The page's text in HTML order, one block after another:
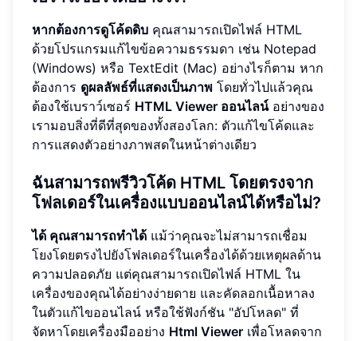
หากต้องการดูโค้ดดิบ คุณสามารถเปิดไฟล์ HTML
ด้วยโปรแกรมแก้ไขข้อความธรรมดา เช่น Notepad
(Windows) หรือ TextEdit (Mac) อย่างไรก็ตาม หาก
ต้องการ ดูผลลัพธ์ที่แสดงเป็นภาพ โดยทั่วไปแล้วคุณ
ต้องใช้เบราว์เซอร์ HTML Viewer ออนไลน์อย่างของ
เรามอบสิ่งที่ดีที่สุดของทั้งสองโลก: ตัวแก้ไขโค้ดและ
การแสดงตัวอย่างภาพสดในหน้าต่างเดียว
ฉันสามารถพรีวิวโค้ด HTML โดยตรงจาก
โฟลเดอร์ในเครื่องแบบออนไลน์ได้หรือไม่?
ได้ คุณสามารถทำได้ แม้ว่าคุณจะไม่สามารถเชื่อม
โยงโดยตรงไปยังโฟลเดอร์ในเครื่องได้ด้วยเหตุผลด้าน
ความปลอดภัย แต่คุณสามารถเปิดไฟล์ HTML ใน
เครื่องของคุณได้อย่างง่ายดาย และคัดลอกเนื้อหาลง
ในตัวแก้ไขออนไลน์ หรือใช้ฟังก์ชัน "อัปโหลด" ที่
จัดหาโดยเครื่องมืออย่าง Html Viewer เพื่อโหลดจาก